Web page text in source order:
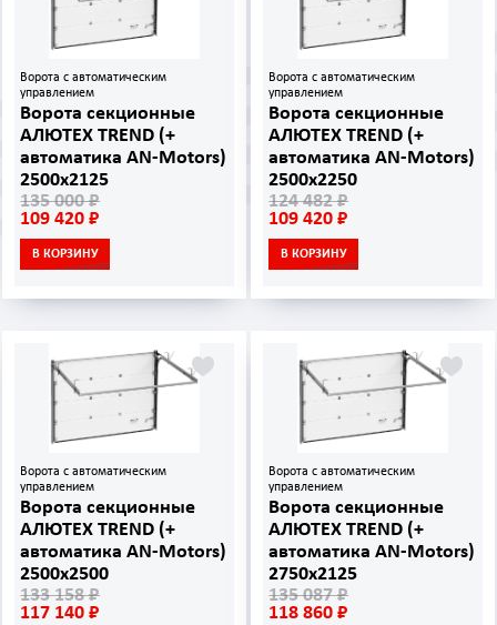
Ворота с автоматическим
управлением
Ворота секционные
АЛЮТЕХ TREND (+
автоматика AN‑Motors)
2500х2125
135 000 ₽
109 420 ₽
В КОРЗИНУ
Ворота с автоматическим
управлением
Ворота секционные
АЛЮТЕХ TREND (+
автоматика AN‑Motors)
2500х2250
124 482 ₽
109 420 ₽
В КОРЗИНУ
Ворота с автоматическим
управлением
Ворота секционные
АЛЮТЕХ TREND (+
автоматика AN‑Motors)
2500х2500
133 158 ₽
117 140 ₽
Ворота с автоматическим
управлением
Ворота секционные
АЛЮТЕХ TREND (+
автоматика AN‑Motors)
2750х2125
135 087 ₽
118 860 ₽